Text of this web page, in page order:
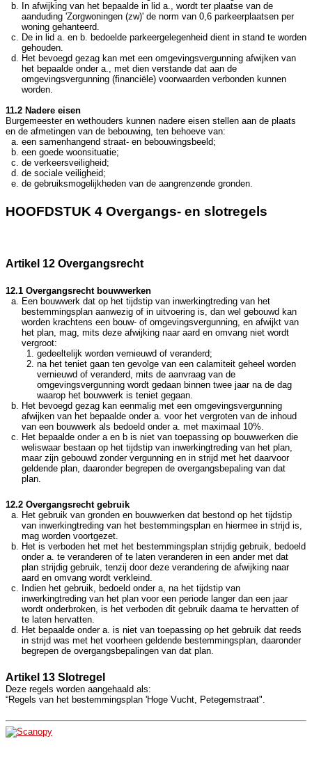
In afwijking van het bepaalde in lid a., wordt ter plaatse van de
aanduding 'Zorgwoningen (zw)' de norm van 0,6 parkeerplaatsen per
woning gehanteerd.
De in lid a. en b. bedoelde parkeergelegenheid dient in stand te worden
gehouden.
Het bevoegd gezag kan met een omgevingsvergunning afwijken van
het bepaalde onder a., met dien verstande dat aan de
omgevingsvergunning (financiële) voorwaarden verbonden kunnen
worden.
11.2 Nadere eisen
Burgemeester en wethouders kunnen nadere eisen stellen aan de plaats
en de afmetingen van de bebouwing, ten behoeve van:
een samenhangend straat- en bebouwingsbeeld;
een goede woonsituatie;
de verkeersveiligheid;
de sociale veiligheid;
de gebruiksmogelijkheden van de aangrenzende gronden.
HOOFDSTUK 4 Overgangs- en slotregels
Artikel 12 Overgangsrecht
12.1 Overgangsrecht bouwwerken
Een bouwwerk dat op het tijdstip van inwerkingtreding van het
bestemmingsplan aanwezig of in uitvoering is, dan wel gebouwd kan
worden krachtens een bouw- of omgevingsvergunning, en afwijkt van
het plan, mag, mits deze afwijking naar aard en omvang niet wordt
vergroot:
gedeeltelijk worden vernieuwd of veranderd;
na het teniet gaan ten gevolge van een calamiteit geheel worden
vernieuwd of veranderd, mits de aanvraag van de
omgevingsvergunning wordt gedaan binnen twee jaar na de dag
waarop het bouwwerk is teniet gegaan.
Het bevoegd gezag kan eenmalig met een omgevingsvergunning
afwijken van het bepaalde onder a. voor het vergroten van de inhoud
van een bouwwerk als bedoeld onder a. met maximaal 10%.
Het bepaalde onder a en b is niet van toepassing op bouwwerken die
weliswaar bestaan op het tijdstip van inwerkingtreding van het plan,
maar zijn gebouwd zonder vergunning en in strijd met het daarvoor
geldende plan, daaronder begrepen de overgangsbepaling van dat
plan.
12.2 Overgangsrecht gebruik
Het gebruik van gronden en bouwwerken dat bestond op het tijdstip
van inwerkingtreding van het bestemmingsplan en hiermee in strijd is,
mag worden voortgezet.
Het is verboden het met het bestemmingsplan strijdig gebruik, bedoeld
onder a. te veranderen of te laten veranderen in een ander met dat
plan strijdig gebruik, tenzij door deze verandering de afwijking naar
aard en omvang wordt verkleind.
Indien het gebruik, bedoeld onder a, na het tijdstip van
inwerkingtreding van het plan voor een periode langer dan een jaar
wordt onderbroken, is het verboden dit gebruik daarna te hervatten of
te laten hervatten.
Het bepaalde onder a. is niet van toepassing op het gebruik dat reeds
in strijd was met het voorheen geldende bestemmingsplan, daaronder
begrepen de overgangsbepalingen van dat plan.
Artikel 13 Slotregel
Deze regels worden aangehaald als:
“Regels van het bestemmingsplan 'Hoge Vucht, Petegemstraat".